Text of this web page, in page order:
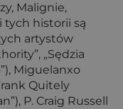
Malignie,
tych historii są
artystów
„Sędzia
Miguelanxo
Quitely
P. Craig Russell